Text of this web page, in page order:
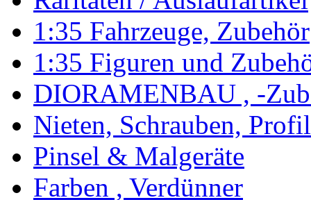
1:35 Fahrzeuge, Zubehör
1:35 Figuren und
DIORAMENBAU , -
Nieten, Schrauben,
Pinsel & Malgeräte
Farben , Verdünner